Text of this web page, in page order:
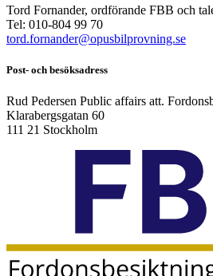
Tord Fornander, ordförande FBB och
Tel: 010-804 99 70
tord.fornander@opusbilprovning.se
Post- och besöksadress
Rud Pedersen Public affairs att.
Klarabergsgatan 60
111 21 Stockholm